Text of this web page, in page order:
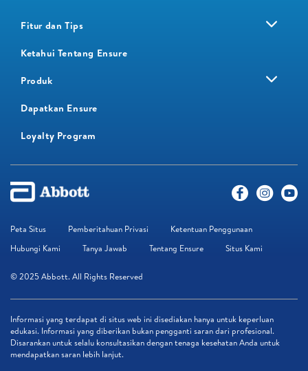
Fitur dan Tips
Ketahui Tentang Ensure
Produk
Dapatkan Ensure
Loyalty Program​
Peta Situs Pemberitahuan Privasi
Ketentuan Penggunaan
Hubungi Kami
Tanya Jawab Tentang Ensure Situs Kami
© 2025 Abbott. All Rights Reserved
Informasi yang terdapat di situs web ini disediakan hanya untuk keperluan
edukasi. Informasi yang diberikan bukan pengganti saran dari profesional.
Disarankan untuk selalu konsultasikan dengan tenaga kesehatan Anda untuk
mendapatkan saran lebih lanjut.